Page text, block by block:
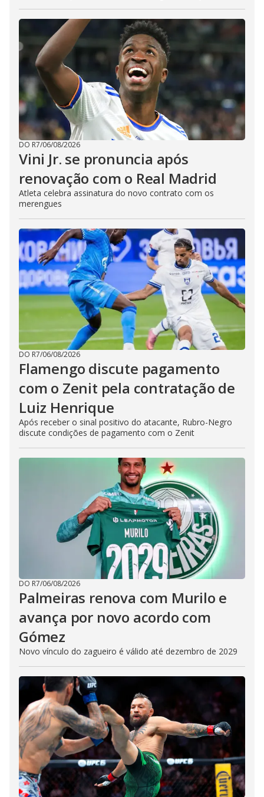
DO R7/06/08/2026
Vini Jr. se pronuncia após
renovação com o Real Madrid
Atleta celebra assinatura do novo contrato com os
merengues
DO R7/06/08/2026
Flamengo discute pagamento
com o Zenit pela contratação de
Luiz Henrique
Após receber o sinal positivo do atacante, Rubro-Negro
discute condições de pagamento com o Zenit
DO R7/06/08/2026
Palmeiras renova com Murilo e
avança por novo acordo com
Gómez
Novo vínculo do zagueiro é válido até dezembro de 2029